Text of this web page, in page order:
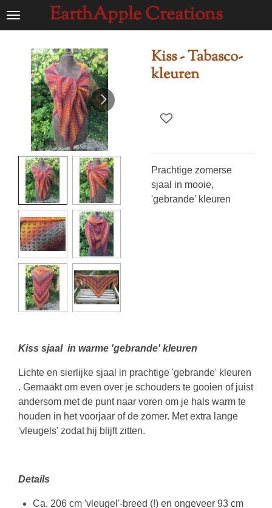
Ga
hoofdinhoud
EarthApple Creations
Kiss - Tabasco-
kleuren
Prachtige zomerse
sjaal in mooie,
'gebrande' kleuren
Kiss sjaal in warme 'gebrande' kleuren
Lichte en sierlijke sjaal in prachtige 'gebrande' kleuren
. Gemaakt om even over je schouders te gooien of juist
andersom met de punt naar voren om je hals warm te
houden in het voorjaar of de zomer. Met extra lange
'vleugels' zodat hij blijft zitten.
Details
Ca. 206 cm 'vleugel'-breed (!) en ongeveer 93 cm